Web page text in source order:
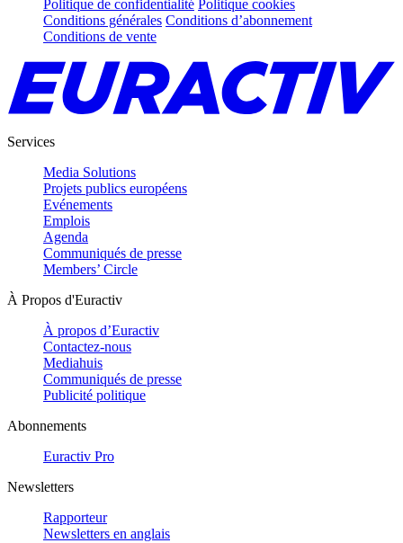
Politique de confidentialité Politique cookies
Conditions générales Conditions d’abonnement
Conditions de vente
Services
Media Solutions
Projets publics européens
Evénements
Emplois
Agenda
Communiqués de presse
Members’ Circle
À Propos d'Euractiv
À propos d’Euractiv
Contactez-nous
Mediahuis
Communiqués de presse
Publicité politique
Abonnements
Euractiv Pro
Newsletters
Rapporteur
Newsletters en anglais